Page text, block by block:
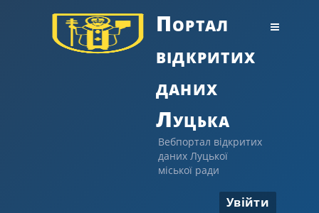
Портал
відкритих
даних
Луцька
Вебпортал відкритих
даних Луцької
міської ради
Увійти